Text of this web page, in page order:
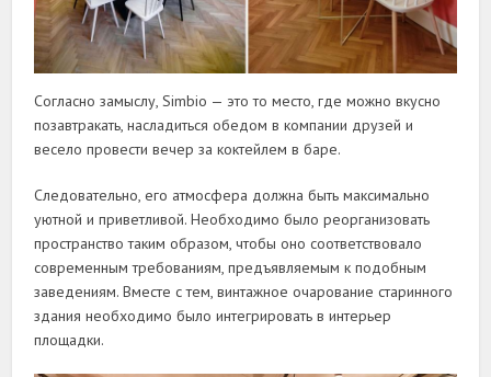
Согласно замыслу, Simbio — это то место, где можно вкусно
позавтракать, насладиться обедом в компании друзей и
весело провести вечер за коктейлем в баре.
Следовательно, его атмосфера должна быть максимально
уютной и приветливой. Необходимо было реорганизовать
пространство таким образом, чтобы оно соответствовало
современным требованиям, предъявляемым к подобным
заведениям. Вместе с тем, винтажное очарование старинного
здания необходимо было интегрировать в интерьер
площадки.